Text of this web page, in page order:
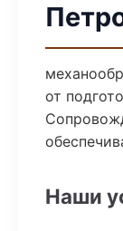
от
Наши